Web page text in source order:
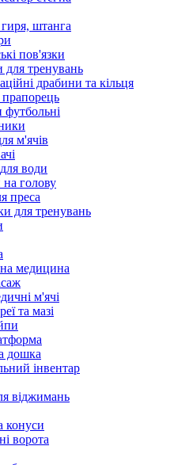
штанга
пов'язки
тренувань
драбини та кільця
м'ячів
води
голову
преса
для тренувань
медицина
м'ячі
та мазі
дошка
інвентар
віджимань
конуси
ворота